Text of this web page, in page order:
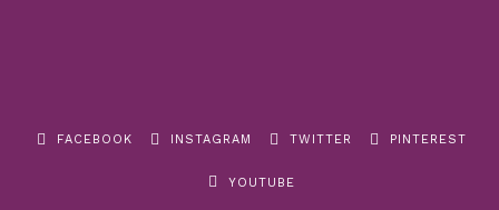
FACEBOOK INSTAGRAM TWITTER PINTEREST
YOUTUBE